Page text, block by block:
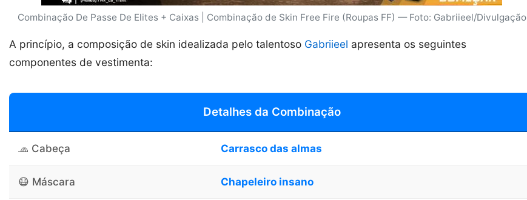
Combinação De Passe De Elites + Caixas | Combinação de Skin Free Fire (Roupas FF) — Foto: Gabriieel/Divulgação
A princípio, a composição de skin idealizada pelo talentoso Gabriieel apresenta os seguintes
componentes de vestimenta:
Detalhes da Combinação
🧢 Cabeça Carrasco das almas
😷 Máscara Chapeleiro insano